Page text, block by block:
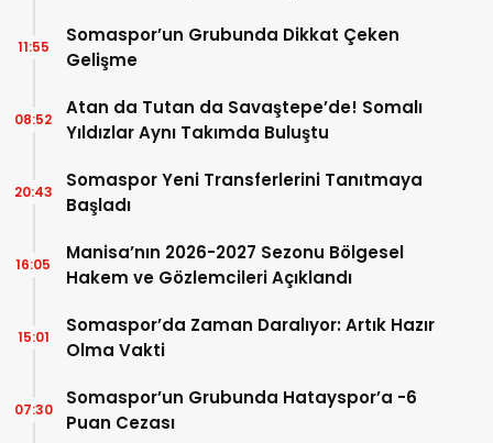
Somaspor’un Grubunda Dikkat Çeken
Gelişme
11:55
Atan da Tutan da Savaştepe’de! Somalı
Yıldızlar Aynı Takımda Buluştu
08:52
Somaspor Yeni Transferlerini Tanıtmaya
Başladı
20:43
Manisa’nın 2026-2027 Sezonu Bölgesel
Hakem ve Gözlemcileri Açıklandı
16:05
Somaspor’da Zaman Daralıyor: Artık Hazır
Olma Vakti
15:01
Somaspor’un Grubunda Hatayspor’a -6
Puan Cezası
07:30